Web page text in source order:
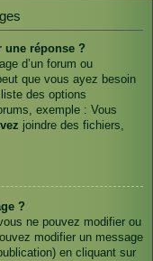
une réponse ?
d’un forum ou
que vous ayez besoin
des options
exemple : Vous
joindre des fichiers,
?
ne pouvez modifier ou
modifier un message
en cliquant sur